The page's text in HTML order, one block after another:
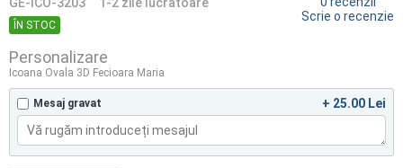
ÎN STOC
Scrie o recenzie
Personalizare
Icoana Ovala 3D Fecioara Maria
Mesaj gravat + 25.00 Lei